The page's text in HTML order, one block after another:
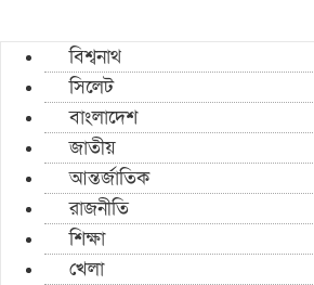
বিশ্বনাথ
সিলেট
বাংলাদেশ
জাতীয়
আন্তর্জাতিক
রাজনীতি
শিক্ষা
খেলা